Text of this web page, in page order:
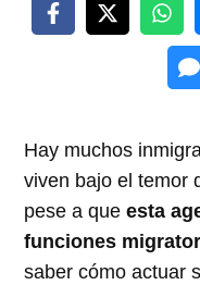
Hay muchos
viven bajo el temor
pese a queesta
funciones
saber cómo actuar